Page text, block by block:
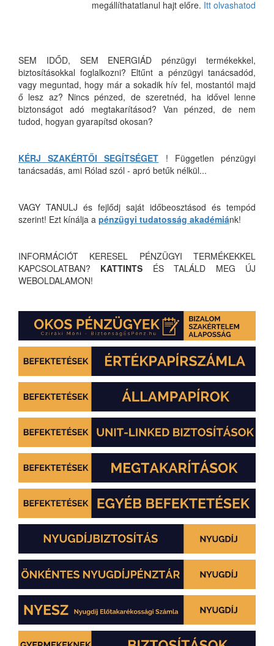
megállíthatatlanul hajt előre. Itt olvashatod
SEM IDŐD, SEM ENERGIÁD pénzügyi termékekkel,
biztosításokkal foglalkozni? Eltűnt a pénzügyi tanácsadód,
vagy meguntad, hogy már a sokadik hív fel, mostantól majd
ő lesz az? Nincs pénzed, de szeretnéd, ha idővel lenne
biztonságot adó megtakarításod? Van pénzed, de nem
tudod, hogyan gyarapítsd okosan?
KÉRJ SZAKÉRTŐI SEGÍTSÉGET ! Független pénzügyi
tanácsadás, ami Rólad szól - apró betűk nélkül...
VAGY TANULJ és fejlődj saját időbeosztásod és tempód
szerint! Ezt kínálja a pénzügyi tudatosság akadémiánk!
INFORMÁCIÓT KERESEL PÉNZÜGYI TERMÉKEKKEL
KAPCSOLATBAN? KATTINTS ÉS TALÁLD MEG ÚJ
WEBOLDALAMON!